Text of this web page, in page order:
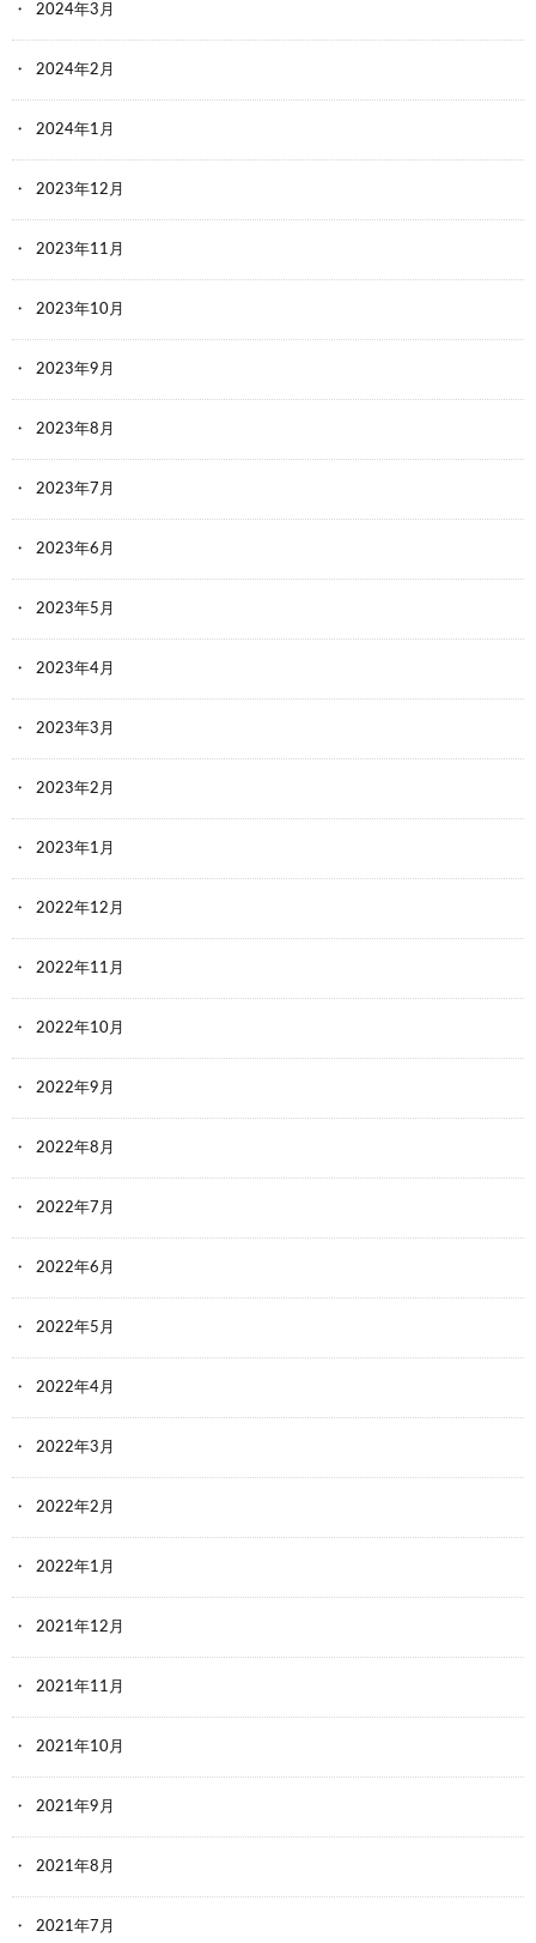
2024年3月
2024年2月
2024年1月
2023年12月
2023年11月
2023年10月
2023年9月
2023年8月
2023年7月
2023年6月
2023年5月
2023年4月
2023年3月
2023年2月
2023年1月
2022年12月
2022年11月
2022年10月
2022年9月
2022年8月
2022年7月
2022年6月
2022年5月
2022年4月
2022年3月
2022年2月
2022年1月
2021年12月
2021年11月
2021年10月
2021年9月
2021年8月
2021年7月